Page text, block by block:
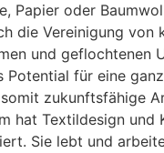
Papier oder
die Vereinigung von
und geflochtenen
Potential für eine
zukunftsfähige
hat Textildesign und
Sie lebt und